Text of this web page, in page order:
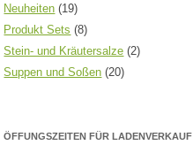
Neuheiten (19)
Produkt Sets (8)
Stein- und Kräutersalze (2)
Suppen und Soßen (20)
ÖFFUNGSZEITEN FÜR LADENVERKAUF